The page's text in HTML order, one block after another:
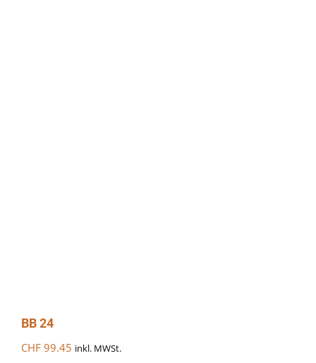
BB 24
CHF 99.45 inkl. MWSt.